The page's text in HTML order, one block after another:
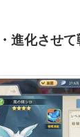
進化させて